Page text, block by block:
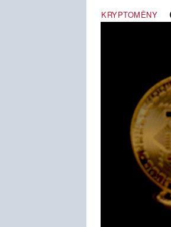
KRYPTOMĚNY